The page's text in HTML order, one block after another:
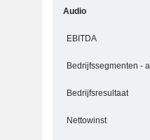
Audio
EBITDA
Bedrijfsresultaat
Nettowinst